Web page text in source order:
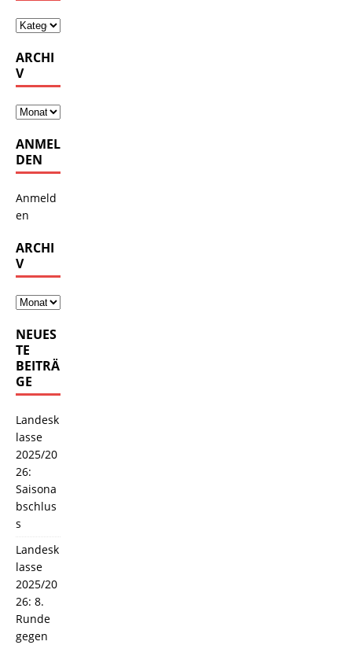
ARCHI
V
ANMEL
DEN
Anmeld
en
ARCHI
V
NEUES
TE
BEITRÄ
GE
Landesk
lasse
2025/20
26:
Saisona
bschlus
s
Landesk
lasse
2025/20
26: 8.
Runde
gegen